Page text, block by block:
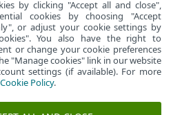
기
by clicking "Accept all and close",
cookies by choosing "Accept
or adjust your cookie settings by
You also have the right to
or change your cookie preferences
"Manage cookies" link in our website
settings (if available). For more
Cookie Policy.